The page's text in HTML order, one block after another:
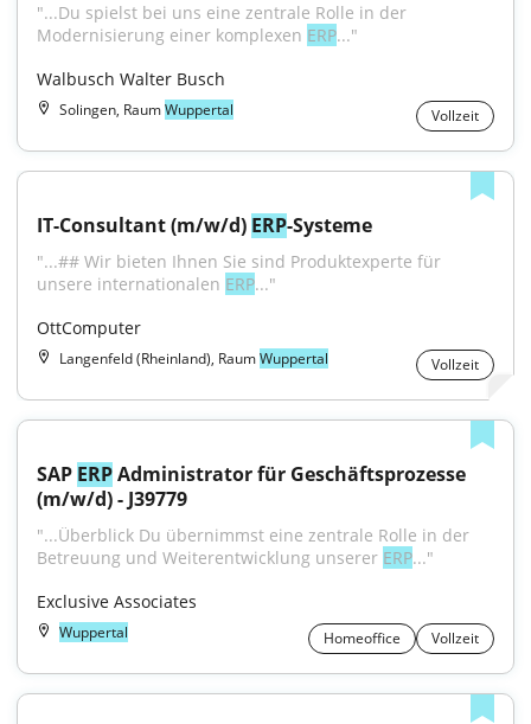
"...Du spielst bei uns eine zentrale Rolle in der
Modernisierung einer komplexen ERP..."
Walbusch Walter Busch
Solingen, RaumWuppertal Vollzeit
IT-Consultant (m/w/d) ERP-Systeme
"...## Wir bieten Ihnen Sie sind Produktexperte für
unsere internationalen ERP..."
OttComputer
Langenfeld (Rheinland), RaumWuppertal Vollzeit
SAP ERP Administrator für Geschäftsprozesse
(m/w/d) - J39779
"...Überblick Du übernimmst eine zentrale Rolle in der
Betreuung und Weiterentwicklung unserer ERP..."
Exclusive Associates
Wuppertal Homeoffice Vollzeit